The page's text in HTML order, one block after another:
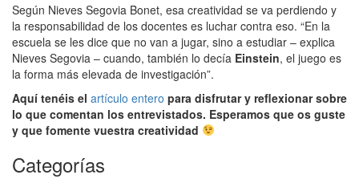
Según Nieves Segovia Bonet, esa creatividad se va perdiendo y
la responsabilidad de los docentes es luchar contra eso. “En la
escuela se les dice que no van a jugar, sino a estudiar – explica
Nieves Segovia – cuando, también lo decía Einstein, el juego es
la forma más elevada de investigación”.
Aquí tenéis el artículo entero para disfrutar y reflexionar sobre
lo que comentan los entrevistados. Esperamos que os guste
y que fomente vuestra creatividad
Categorías